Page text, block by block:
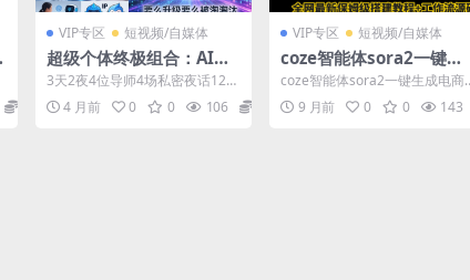
VIP专区 短视频/自媒体
超级个体终极组合：AI嵌
入工作流+IP做成体系，2
026一起破局，要么升级
要么被淘汰
3天2夜4位导师4场私密夜话12大
案例路演 把自己做成产品，把Ai
变成军团，把I...
4 月前 0 0 106
VIP专区 短视频/自媒体
coze智能体sora2一键生
成电商带货高端视频工作
流保姆级拆解教程，无需
剪辑，无需拍摄
coze智能体sora2一键生成电商
带货高端视频工作流保姆级拆解
教程，无需剪辑，...
9 月前 0 0 143